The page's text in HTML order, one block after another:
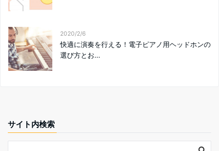
2020/2/6
快適に演奏を行える！電子ピアノ用ヘッドホンの
選び方とお...
サイト内検索